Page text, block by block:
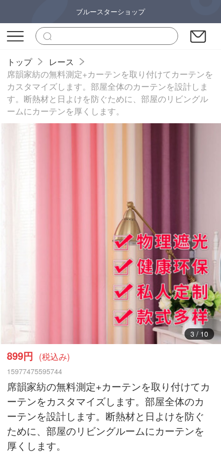
ブルースターショップ
トップ
レース
席韻家紡の無料測定+カーテンを取り付けてカーテンを
カスタマイズします。部屋全体のカーテンを設計しま
す。断熱材と日よけを防ぐために、部屋のリビングル
ームにカーテンを厚くします。
4/ 10
899円 (税込み)
15977475595744
席韻家紡の無料測定+カーテンを取り付けてカ
ーテンをカスタマイズします。部屋全体のカ
ーテンを設計します。断熱材と日よけを防ぐ
ために、部屋のリビングルームにカーテンを
厚くします。